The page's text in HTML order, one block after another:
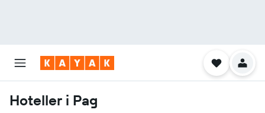
Hoteller i Pag